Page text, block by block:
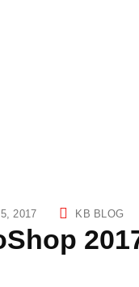
2017 KB BLOG